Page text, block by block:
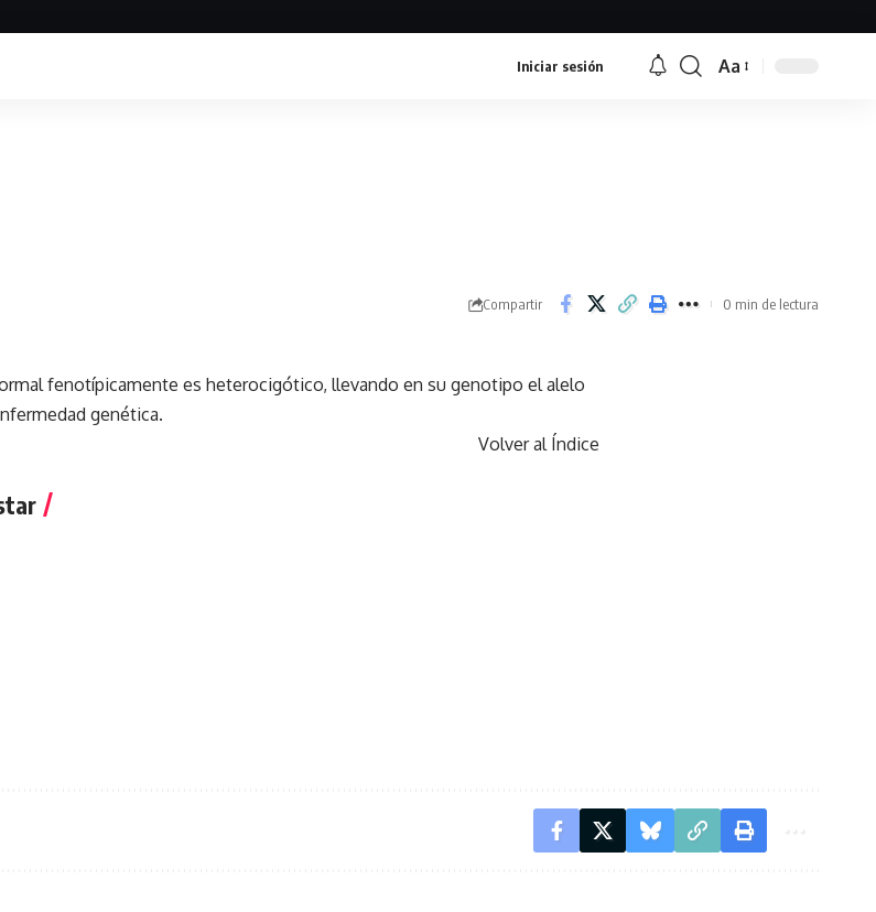
Iniciar sesión
Font
Aa
Compartir 0 min de lectura
fenotípicamente es heterocigótico, llevando en su genotipo el alelo
genética.
Volver al Índice